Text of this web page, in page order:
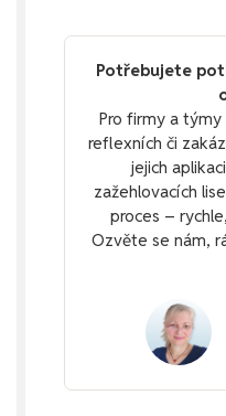
Potřebujete
Pro firmy a
reflexních či
jejich
zažehlovacích
proces –
Ozvěte se nám,